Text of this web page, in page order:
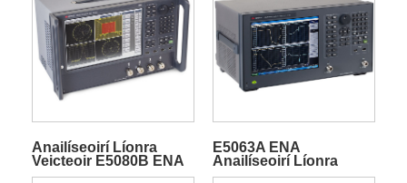
Anailíseoirí Líonra
Veicteoir E5080B ENA
E5063A ENA
Anailíseoirí Líonra
Veicteoir